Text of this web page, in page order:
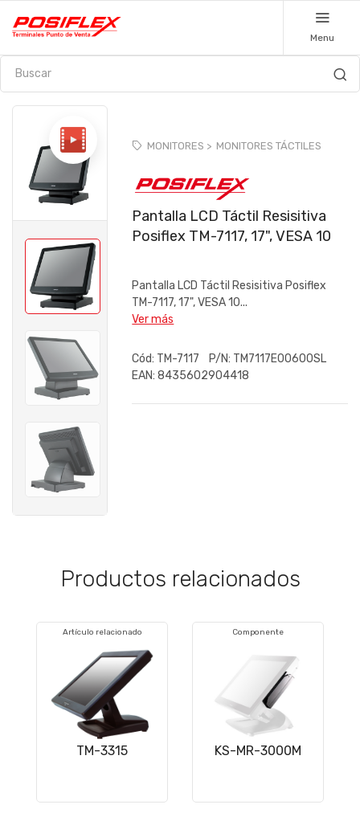
Menu
MONITORES > MONITORES TÁCTILES
Pantalla LCD Táctil Resisitiva
Posiflex TM-7117, 17", VESA 10
Pantalla LCD Táctil Resisitiva Posiflex
TM-7117, 17", VESA 10...
Ver más
Cód: TM-7117 P/N: TM7117E00600SL
EAN: 8435602904418
Productos relacionados
Artículo relacionado
TM-3315
Componente
KS-MR-3000M